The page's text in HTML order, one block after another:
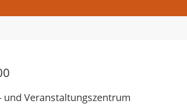
Veranstaltungszentrum